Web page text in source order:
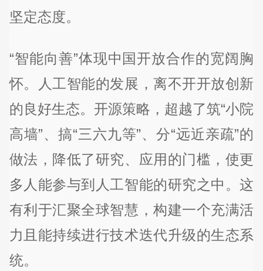
坚定态度。
“智能向善”体现中国开放合作的宽阔胸
怀。人工智能的发展，离不开开放创新
的良好生态。开源策略，超越了筑“小院
高墙”、搞“三六九等”、分“远近亲疏”的
做法，降低了研究、应用的门槛，使更
多人能参与到人工智能的研究之中。这
有利于汇聚全球智慧，构建一个充满活
力且能持续进行技术迭代升级的生态系
统。